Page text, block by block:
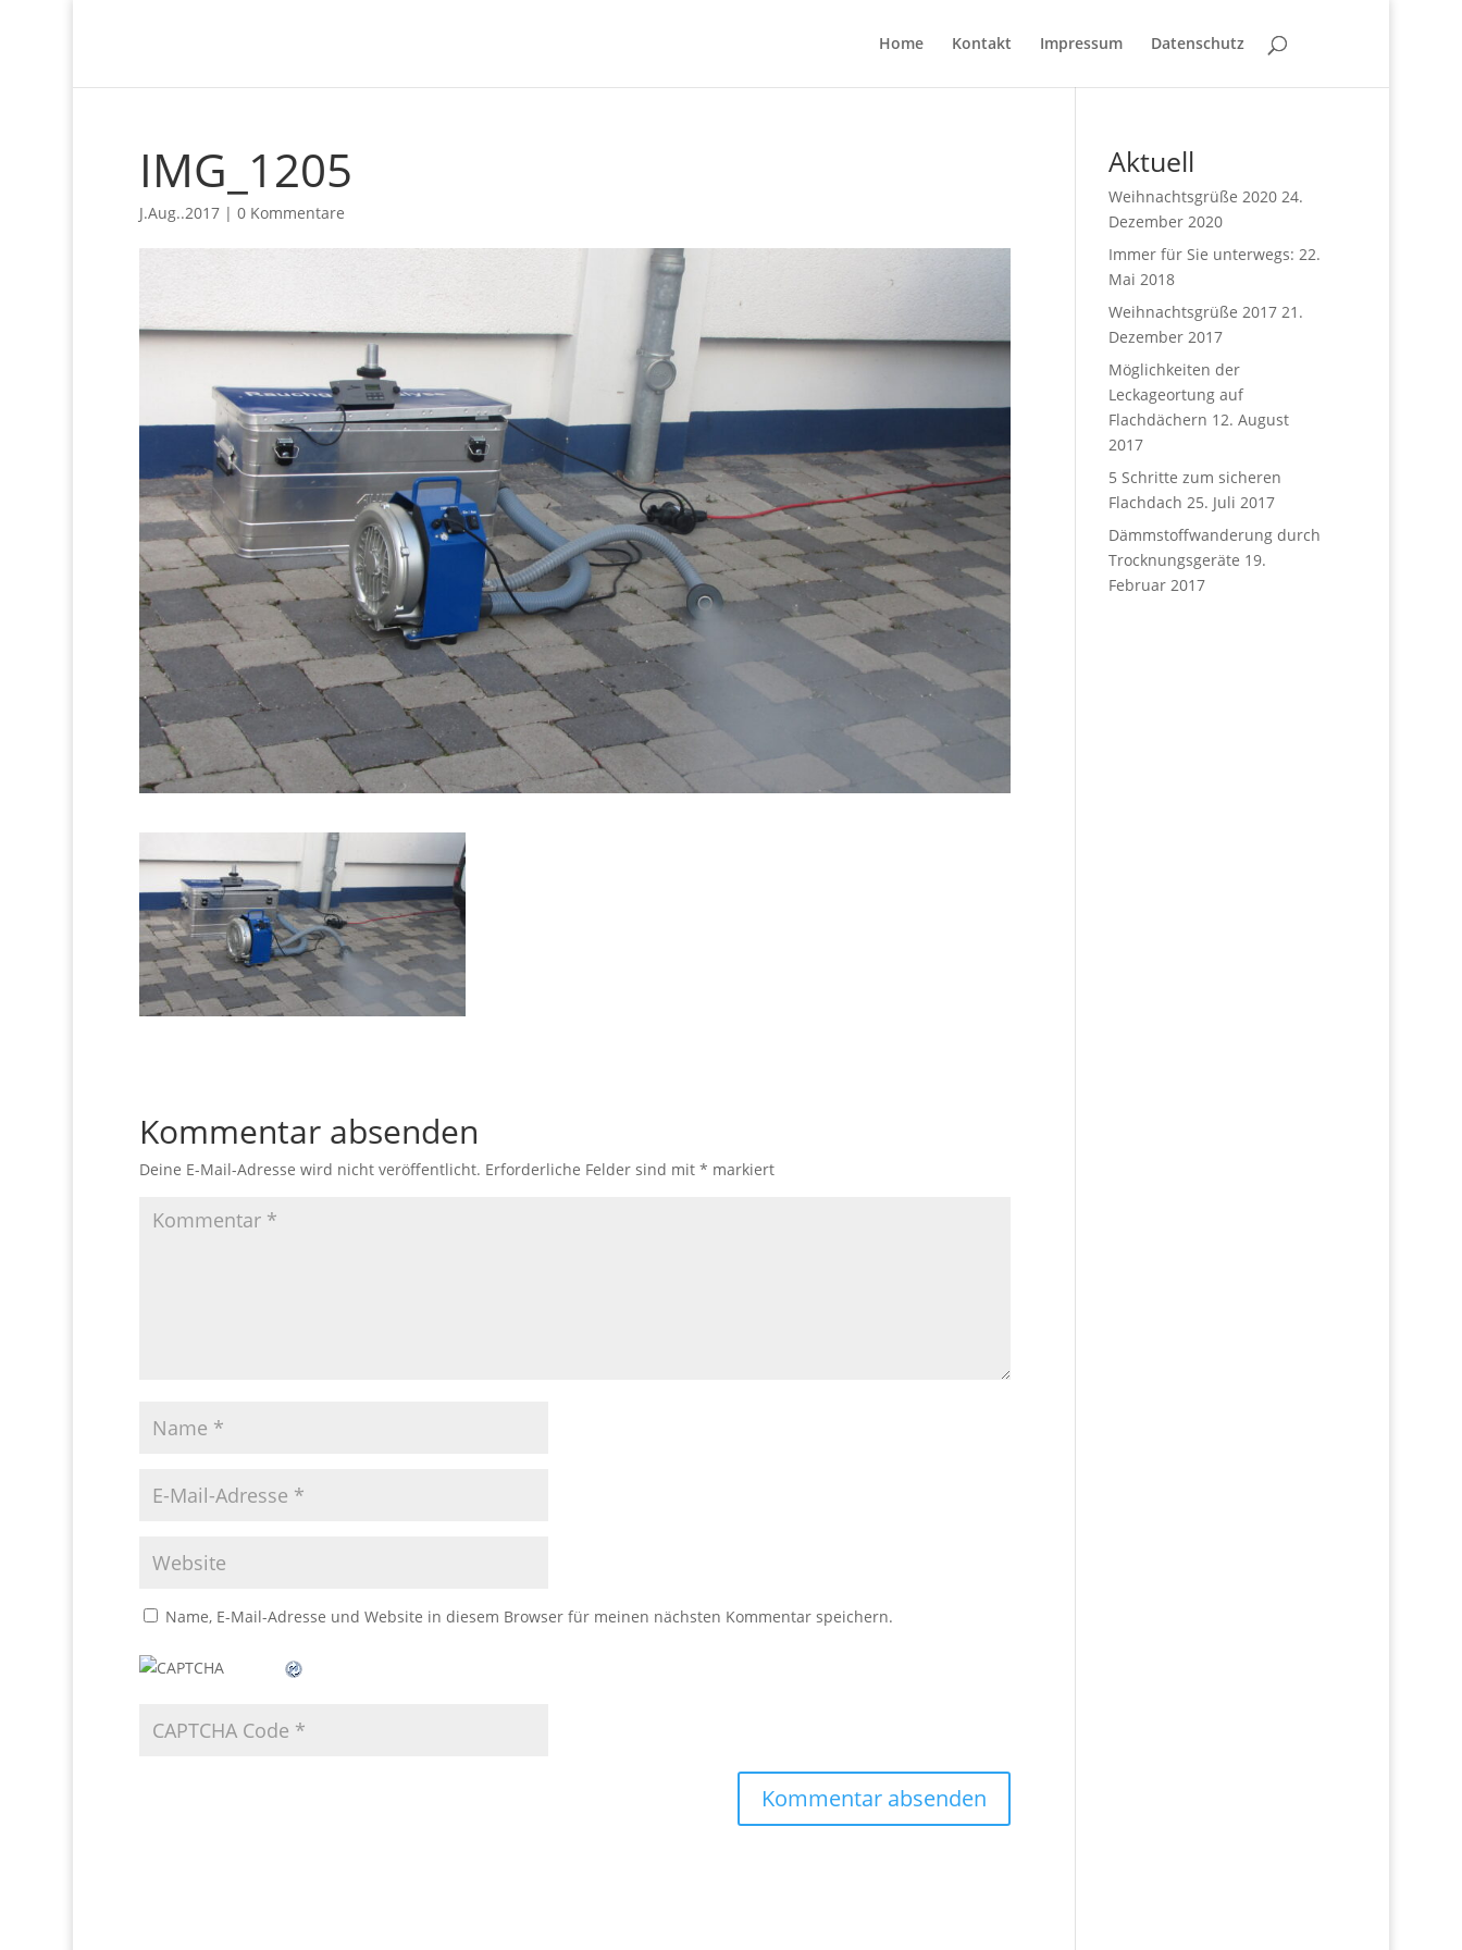
Home Kontakt Impressum Datenschutz
IMG_1205
J.Aug..2017| 0 Kommentare
Kommentar absenden
Deine E-Mail-Adresse wird nicht veröffentlicht. Erforderliche Felder sind mit * markiert
Name, E-Mail-Adresse und Website in diesem Browser für meinen nächsten Kommentar speichern.
Aktuell
Weihnachtsgrüße 2020 24.
Dezember 2020
Immer für Sie unterwegs: 22.
Mai 2018
Weihnachtsgrüße 2017 21.
Dezember 2017
Möglichkeiten der
Leckageortung auf
Flachdächern 12. August
2017
5 Schritte zum sicheren
Flachdach 25. Juli 2017
Dämmstoffwanderung durch
Trocknungsgeräte 19.
Februar 2017